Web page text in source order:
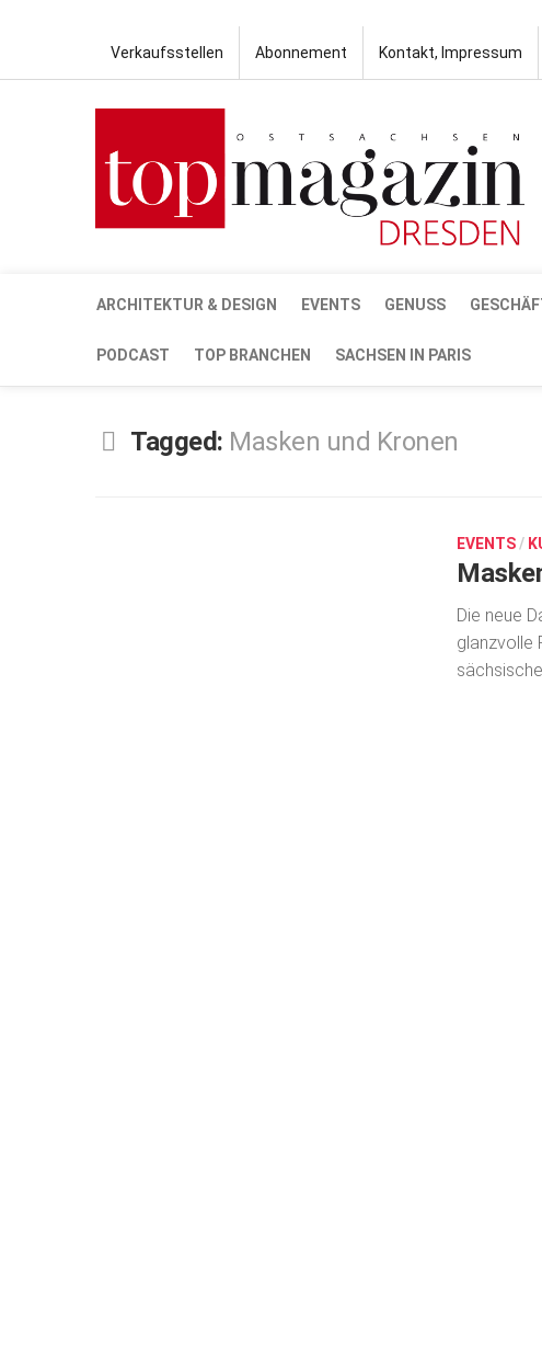
Verkaufsstellen Abonnement Kontakt, Impressum
ARCHITEKTUR & DESIGN EVENTS GENUSS
PODCAST TOP BRANCHEN SACHSEN IN PARIS
Tagged: Masken und Kronen
EVENTS /
Die neue
glanzvolle